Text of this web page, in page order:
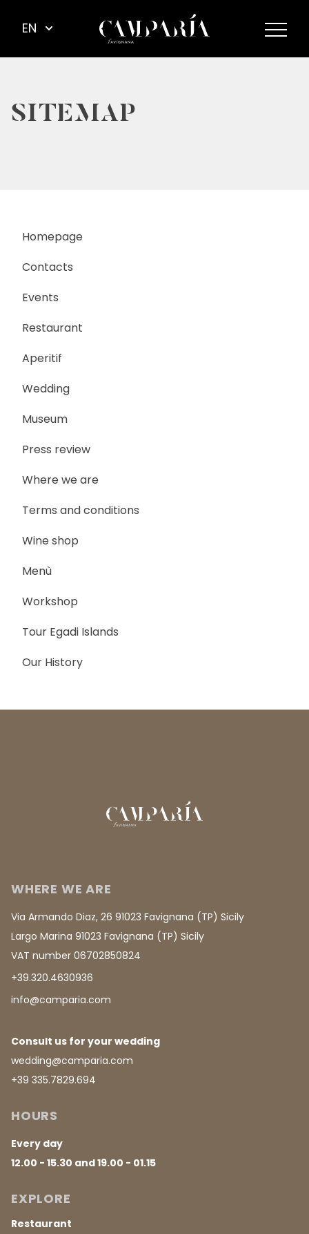
EN
SITEMAP
Homepage
Contacts
Events
Restaurant
Aperitif
Wedding
Museum
Press review
Where we are
Terms and conditions
Wine shop
Menù
Workshop
Tour Egadi Islands
Our History
WHERE WE ARE
Via Armando Diaz, 26 91023 Favignana (TP) Sicily
Largo Marina 91023 Favignana (TP) Sicily
VAT number 06702850824
+39.320.4630936
info@camparia.com
Consult us for your wedding
wedding@camparia.com
+39 335.7829.694
HOURS
Every day
12.00 - 15.30 and 19.00 - 01.15
EXPLORE
Restaurant